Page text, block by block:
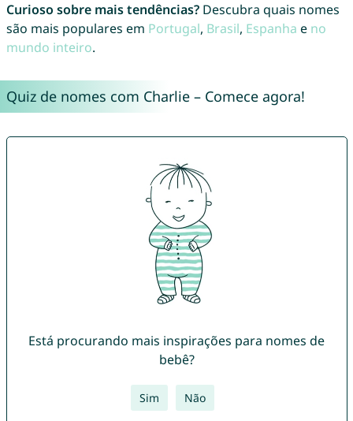
Curioso sobre mais tendências?Descubra quais nomes
são mais populares em Portugal, Brasil, Espanha e no
mundo inteiro.
Quiz de nomes com Charlie – Comece agora!
Está procurando mais inspirações para nomes de
bebê?
Sim Não